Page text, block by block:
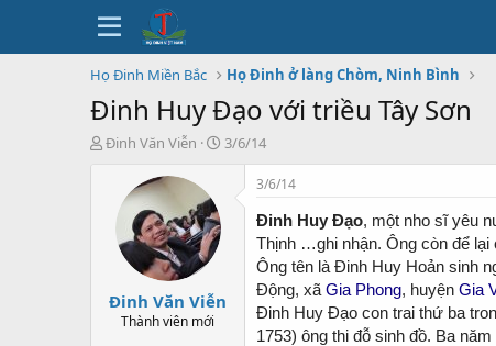
Họ Đinh Miền Bắc Họ Đinh ở làng Chòm, Ninh Bình
Đinh Huy Đạo với triều Tây Sơn
T
a
Đinh Văn Viễn
N
ầ
3/6/14
Đinh Văn Viễn
Thành viên mới
3/6/14
Đinh Huy Đạo, một nho sĩ yêu
Thịnh …ghi nhận. Ông còn để lại
Ông tên là Đinh Huy Hoản sinh
Động, xã Gia Phong, huyện Gia
Đinh Huy Đạo con trai thứ ba
1753) ông thi đỗ sinh đồ. Ba